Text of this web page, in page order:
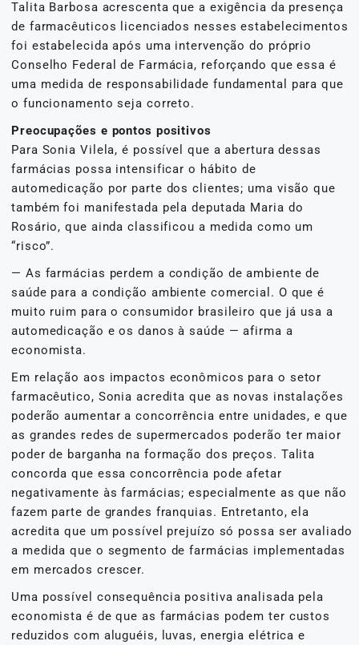
Talita Barbosa acrescenta que a exigência da presença
de farmacêuticos licenciados nesses estabelecimentos
foi estabelecida após uma intervenção do próprio
Conselho Federal de Farmácia, reforçando que essa é
uma medida de responsabilidade fundamental para que
o funcionamento seja correto.
Preocupações e pontos positivos
Para Sonia Vilela, é possível que a abertura dessas
farmácias possa intensificar o hábito de
automedicação por parte dos clientes; uma visão que
também foi manifestada pela deputada Maria do
Rosário, que ainda classificou a medida como um
“risco”.
— As farmácias perdem a condição de ambiente de
saúde para a condição ambiente comercial. O que é
muito ruim para o consumidor brasileiro que já usa a
automedicação e os danos à saúde — afirma a
economista.
Em relação aos impactos econômicos para o setor
farmacêutico, Sonia acredita que as novas instalações
poderão aumentar a concorrência entre unidades, e que
as grandes redes de supermercados poderão ter maior
poder de barganha na formação dos preços. Talita
concorda que essa concorrência pode afetar
negativamente às farmácias; especialmente as que não
fazem parte de grandes franquias. Entretanto, ela
acredita que um possível prejuízo só possa ser avaliado
a medida que o segmento de farmácias implementadas
em mercados crescer.
Uma possível consequência positiva analisada pela
economista é de que as farmácias podem ter custos
reduzidos com aluguéis, luvas, energia elétrica e